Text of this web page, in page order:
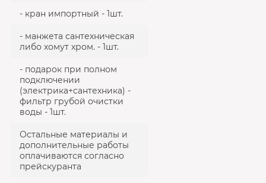
- кран импортный - 1шт.
- манжета сантехническая
либо хомут хром. - 1шт.
- подарок при полном
подключении
(электрика+сантехника) -
фильтр грубой очистки
воды - 1шт.
Остальные материалы и
дополнительные работы
оплачиваются согласно
прейскуранта